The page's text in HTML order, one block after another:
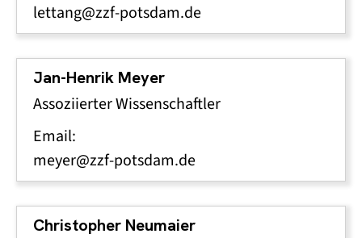
lettang@zzf-potsdam.de
Jan-Henrik Meyer
Assoziierter Wissenschaftler
Email:
meyer@zzf-potsdam.de
Christopher Neumaier